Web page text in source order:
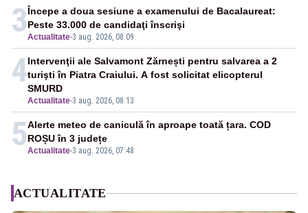
3Actualitate-3 aug. 2026, 08:09
Începe a doua sesiune a examenului de Bacalaureat:
Peste 33.000 de candidaţi înscrişi
4
Actualitate-3 aug. 2026, 08:13
Intervenţii ale Salvamont Zărnești pentru salvarea a 2
turişti în Piatra Craiului. A fost solicitat elicopterul
SMURD
5Actualitate-3 aug. 2026, 07:48
Alerte meteo de caniculă în aproape toată țara. COD
ROȘU în 3 județe
ACTUALITATE